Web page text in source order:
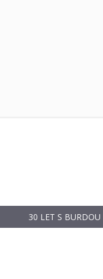
30 LET S BURDOU